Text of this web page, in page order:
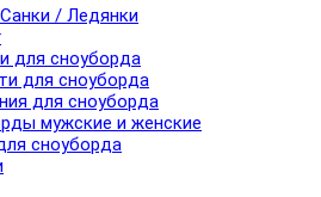
/ Ледянки
для сноуборда
для сноуборда
для сноуборда
мужские и женские
сноуборда